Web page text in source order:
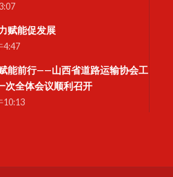
赋能促发展
4:47
能前行——山西省道路运输协会工
次全体会议顺利召开
10:13